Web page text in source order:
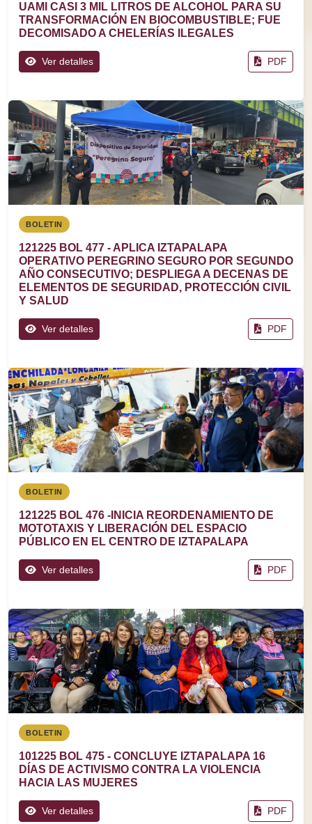
UAMI CASI 3 MIL LITROS DE ALCOHOL PARA SU
TRANSFORMACIÓN EN BIOCOMBUSTIBLE; FUE
DECOMISADO A CHELERÍAS ILEGALES
Ver detalles PDF
BOLETIN
121225 BOL 477 - APLICA IZTAPALAPA
OPERATIVO PEREGRINO SEGURO POR SEGUNDO
AÑO CONSECUTIVO; DESPLIEGA A DECENAS DE
ELEMENTOS DE SEGURIDAD, PROTECCIÓN CIVIL
Y SALUD
Ver detalles PDF
BOLETIN
121225 BOL 476 -INICIA REORDENAMIENTO DE
MOTOTAXIS Y LIBERACIÓN DEL ESPACIO
PÚBLICO EN EL CENTRO DE IZTAPALAPA
Ver detalles PDF
BOLETIN
101225 BOL 475 - CONCLUYE IZTAPALAPA 16
DÍAS DE ACTIVISMO CONTRA LA VIOLENCIA
HACIA LAS MUJERES
Ver detalles PDF